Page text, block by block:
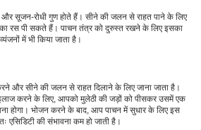
सूजन-रोधी गुण होते हैं। सीने की जलन से राहत पाने के लिए
रस पी सकते हैं। पाचन तंत्र को दुरुस्त रखने के लिए इसका
में भी किया जाता है।
और सीने की जलन से राहत दिलाने के लिए जाना जाता है।
इलाज करने के लिए, आपको मुलेठी की जड़ों को पीसकर उसमें एक
होगा। भोजन करने के बाद, आप पाचन में सुधार के लिए इस
की संभावना कम हो जाती है।